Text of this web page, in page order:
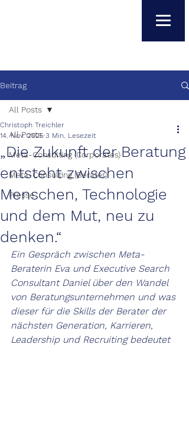
Beitrag
All Posts
Meta-Consulting (Corporates)
Meta-Consulting (Berater)
Presse
All Posts
„Die Zukunft der Beratung
entsteht zwischen
Menschen, Technologie
und dem Mut, neu zu
denken.“
Christoph Treichler
14. Nov. 2025 3 Min. Lesezeit
Ein Gespräch zwischen Meta-
Beraterin Eva und Executive Search
Consultant Daniel über den Wandel
von Beratungsunternehmen und was
dieser für die Skills der Berater der
nächsten Generation, Karrieren,
Leadership und Recruiting bedeutet